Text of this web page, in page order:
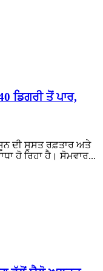
ਡਿਗਰੀ ਤੋਂ ਪਾਰ,
ਦੀ ਸੁਸਤ ਰਫ਼ਤਾਰ ਅਤੇ
ਹੋ ਰਿਹਾ ਹੈ। ਸੋਮਵਾਰ...